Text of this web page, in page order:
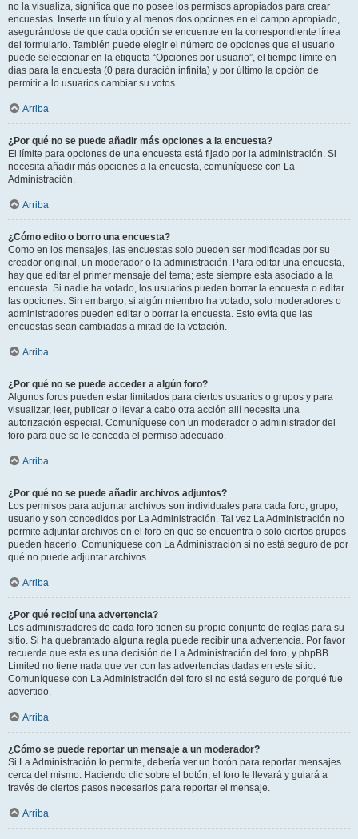
no la visualiza, significa que no posee los permisos apropiados para crear
encuestas. Inserte un título y al menos dos opciones en el campo apropiado,
asegurándose de que cada opción se encuentre en la correspondiente línea
del formulario. También puede elegir el número de opciones que el usuario
puede seleccionar en la etiqueta “Opciones por usuario”, el tiempo límite en
días para la encuesta (0 para duración infinita) y por último la opción de
permitir a lo usuarios cambiar su votos.
Arriba
¿Por qué no se puede añadir más opciones a la encuesta?
El límite para opciones de una encuesta está fijado por la administración. Si
necesita añadir más opciones a la encuesta, comuníquese con La
Administración.
Arriba
¿Cómo edito o borro una encuesta?
Como en los mensajes, las encuestas solo pueden ser modificadas por su
creador original, un moderador o la administración. Para editar una encuesta,
hay que editar el primer mensaje del tema; este siempre esta asociado a la
encuesta. Si nadie ha votado, los usuarios pueden borrar la encuesta o editar
las opciones. Sin embargo, si algún miembro ha votado, solo moderadores o
administradores pueden editar o borrar la encuesta. Esto evita que las
encuestas sean cambiadas a mitad de la votación.
Arriba
¿Por qué no se puede acceder a algún foro?
Algunos foros pueden estar limitados para ciertos usuarios o grupos y para
visualizar, leer, publicar o llevar a cabo otra acción allí necesita una
autorización especial. Comuníquese con un moderador o administrador del
foro para que se le conceda el permiso adecuado.
Arriba
¿Por qué no se puede añadir archivos adjuntos?
Los permisos para adjuntar archivos son individuales para cada foro, grupo,
usuario y son concedidos por La Administración. Tal vez La Administración no
permite adjuntar archivos en el foro en que se encuentra o solo ciertos grupos
pueden hacerlo. Comuníquese con La Administración si no está seguro de por
qué no puede adjuntar archivos.
Arriba
¿Por qué recibí una advertencia?
Los administradores de cada foro tienen su propio conjunto de reglas para su
sitio. Si ha quebrantado alguna regla puede recibir una advertencia. Por favor
recuerde que esta es una decisión de La Administración del foro, y phpBB
Limited no tiene nada que ver con las advertencias dadas en este sitio.
Comuníquese con La Administración del foro si no está seguro de porqué fue
advertido.
Arriba
¿Cómo se puede reportar un mensaje a un moderador?
Si La Administración lo permite, debería ver un botón para reportar mensajes
cerca del mismo. Haciendo clic sobre el botón, el foro le llevará y guiará a
través de ciertos pasos necesarios para reportar el mensaje.
Arriba